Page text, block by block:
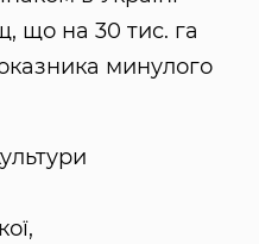
що на 30 тис. га
минулого